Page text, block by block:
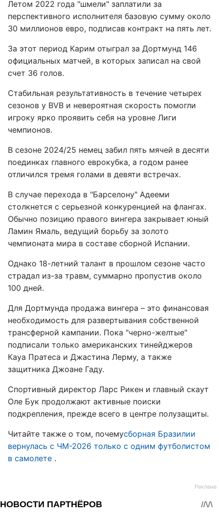
Летом 2022 года "шмели" заплатили за
перспективного исполнителя базовую сумму около
30 миллионов евро, подписав контракт на пять лет.
За этот период Карим отыграл за Дортмунд 146
официальных матчей, в которых записал на свой
счет 36 голов.
Стабильная результативность в течение четырех
сезонов у BVB и невероятная скорость помогли
игроку ярко проявить себя на уровне Лиги
чемпионов.
В сезоне 2024/25 немец забил пять мячей в десяти
поединках главного еврокубка, а годом ранее
отличился тремя голами в девяти встречах.
В случае перехода в "Барселону" Адееми
столкнется с серьезной конкуренцией на флангах.
Обычно позицию правого вингера закрывает юный
Ламин Ямаль, ведущий борьбу за золото
чемпионата мира в составе сборной Испании.
Однако 18-летний талант в прошлом сезоне часто
страдал из-за травм, суммарно пропустив около
100 дней.
Для Дортмунда продажа вингера – это финансовая
необходимость для развертывания собственной
трансферной кампании. Пока "черно-желтые"
подписали только американских тинейджеров
Кауа Пратеса и Джастина Лерму, а также
защитника Джоане Гаду.
Спортивный директор Ларс Рикен и главный скаут
Оле Бук продолжают активные поиски
подкрепления, прежде всего в центре полузащиты.
Читайте также о том, почемусборная Бразилии
вернулась с ЧМ-2026 только с одним футболистом
в самолете .